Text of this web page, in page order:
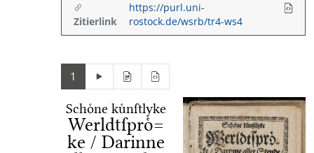
Zitierlink
https://purl.uni-
rostock.de/wsrb/tr4-ws4
1
Schoͤne kuͤnſtlyke
Werldtſproͤ=
ke / Darinne